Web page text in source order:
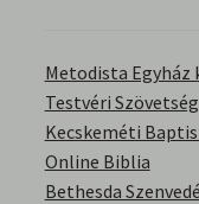
Kitekintés
Könyvtár
Metodista
Testvéri
Kecskeméti
Online Biblia
Bethesda